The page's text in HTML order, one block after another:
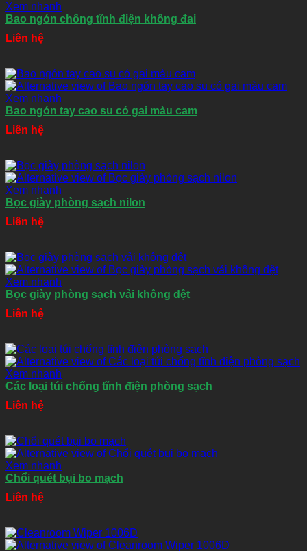
Xem nhanh
Bao ngón chống tĩnh điện không đai
Liên hệ
Xem nhanh
Bao ngón tay cao su có gai màu cam
Liên hệ
Xem nhanh
Bọc giày phòng sạch nilon
Liên hệ
Xem nhanh
Bọc giày phòng sạch vải không dệt
Liên hệ
Xem nhanh
Các loại túi chống tĩnh điện phòng sạch
Liên hệ
Xem nhanh
Chổi quét bụi bo mạch
Liên hệ